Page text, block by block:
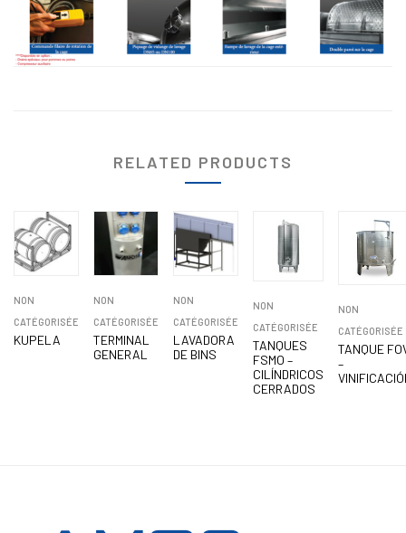
RELATED PRODUCTS
NON
CATÉGORISÉE
KUPELA
NON
CATÉGORISÉE
TERMINAL
GENERAL
NON
CATÉGORISÉE
LAVADORA
DE BINS
NON
CATÉGORISÉE
TANQUES
FSMO –
CILÍNDRICOS
CERRADOS
NON
CATÉGORISÉE
TANQUE
–